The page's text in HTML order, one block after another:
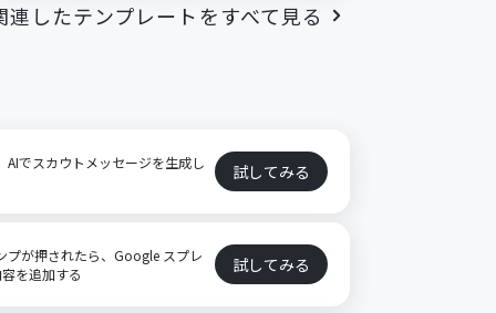
連したテンプレートをすべて見る
でスカウトメッセージを生成し 試してみる
プが押されたら、Google スプレ
を追加する
試してみる